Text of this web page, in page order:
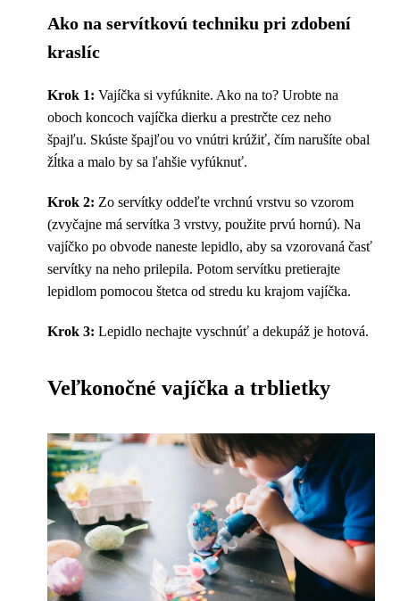
Ako na servítkovú techniku pri zdobení
kraslíc
Krok 1: Vajíčka si vyfúknite. Ako na to? Urobte na
oboch koncoch vajíčka dierku a prestrčte cez neho
špajľu. Skúste špajľou vo vnútri krúžiť, čím narušíte obal
žĺtka a malo by sa ľahšie vyfúknuť.
Krok 2: Zo servítky oddeľte vrchnú vrstvu so vzorom
(zvyčajne má servítka 3 vrstvy, použite prvú hornú). Na
vajíčko po obvode naneste lepidlo, aby sa vzorovaná časť
servítky na neho prilepila. Potom servítku pretierajte
lepidlom pomocou štetca od stredu ku krajom vajíčka.
Krok 3: Lepidlo nechajte vyschnúť a dekupáž je hotová.
Veľkonočné vajíčka a trblietky